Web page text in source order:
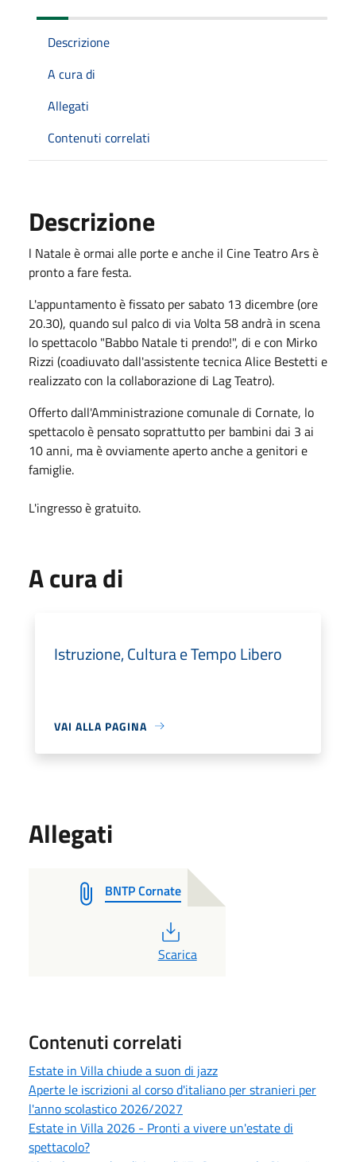
Descrizione
A cura di
Allegati
Contenuti correlati
Descrizione
l Natale è ormai alle porte e anche il Cine Teatro Ars è
pronto a fare festa.
L'appuntamento è fissato per sabato 13 dicembre (ore
20.30), quando sul palco di via Volta 58 andrà in scena
lo spettacolo "Babbo Natale ti prendo!", di e con Mirko
Rizzi (coadiuvato dall'assistente tecnica Alice Bestetti e
realizzato con la collaborazione di Lag Teatro).
Offerto dall'Amministrazione comunale di Cornate, lo
spettacolo è pensato soprattutto per bambini dai 3 ai
10 anni, ma è ovviamente aperto anche a genitori e
famiglie.
L'ingresso è gratuito.
A cura di
Istruzione, Cultura e Tempo Libero
VAI ALLA PAGINA
Allegati
BNTP Cornate
PDF
Scarica
Contenuti correlati
Estate in Villa chiude a suon di jazz
Aperte le iscrizioni al corso d'italiano per stranieri per
l'anno scolastico 2026/2027
Estate in Villa 2026 - Pronti a vivere un'estate di
spettacolo?